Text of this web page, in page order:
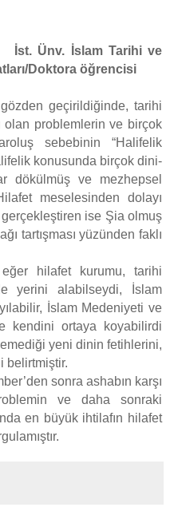
İst. Ünv. İslam Tarihi ve
Doktora öğrencisi
geçirildiğinde, tarihi
olan problemlerin ve birçok
sebebinin “Halifelik
konusunda birçok dini-
dökülmüş ve mezhepsel
meselesinden dolayı
gerçekleştiren ise Şia olmuş
tartışması yüzünden faklı
hilafet kurumu, tarihi
yerini alabilseydi, İslam
İslam Medeniyeti ve
kendini ortaya koyabilirdi
yeni dinin fetihlerini,
belirtmiştir.
sonra ashabın karşı
ve daha sonraki
en büyük ihtilafın hilafet